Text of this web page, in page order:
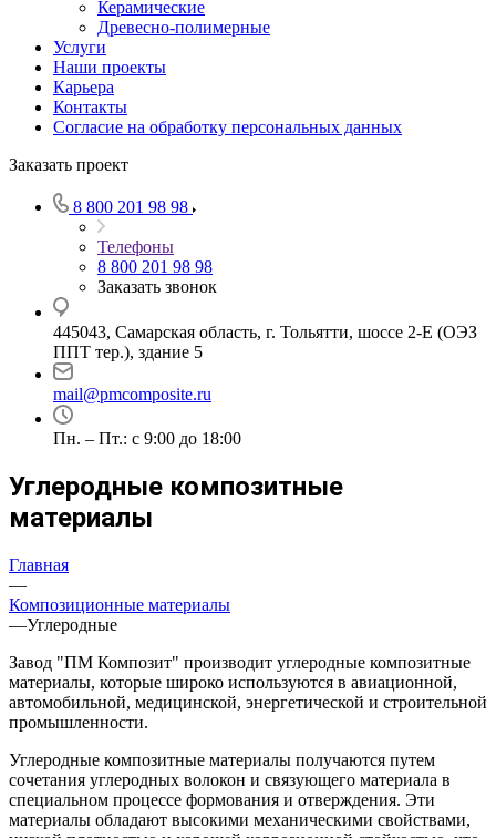
Керамические
Древесно-полимерные
Услуги
Наши проекты
Карьера
Контакты
Согласие на обработку персональных данных
Заказать проект
8 800 201 98 98
Телефоны
8 800 201 98 98
Заказать звонок
445043, Самарская область, г. Тольятти, шоссе 2-Е (ОЭЗ
ППТ тер.), здание 5
mail@pmcomposite.ru
Пн. – Пт.: с 9:00 до 18:00
Углеродные композитные
материалы
Главная
—
Композиционные материалы
—Углеродные
Завод "ПМ Композит" производит углеродные композитные
материалы, которые широко используются в авиационной,
автомобильной, медицинской, энергетической и строительной
промышленности.
Углеродные композитные материалы получаются путем
сочетания углеродных волокон и связующего материала в
специальном процессе формования и отверждения. Эти
материалы обладают высокими механическими свойствами,